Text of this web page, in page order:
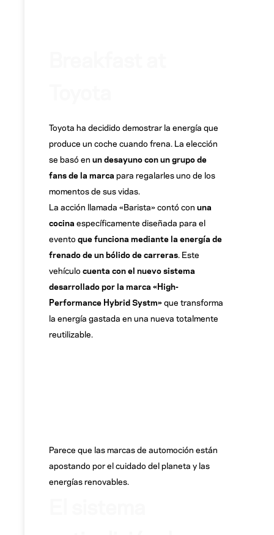
Toyota ha decidido demostrar la energía que
produce un coche cuando frena. La elección
se basó en un desayuno con un grupo de
fans de la marca para regalarles uno de los
momentos de sus vidas.
La acción llamada «Barista» contó con una
cocina específicamente diseñada para el
evento que funciona mediante la energía de
frenado de un bólido de carreras. Este
vehículo cuenta con el nuevo sistema
desarrollado por la marca «High-
Performance Hybrid Systm»que transforma
la energía gastada en una nueva totalmente
reutilizable.
Parece que las marcas de automoción están
apostando por el cuidado del planeta y las
energías renovables.